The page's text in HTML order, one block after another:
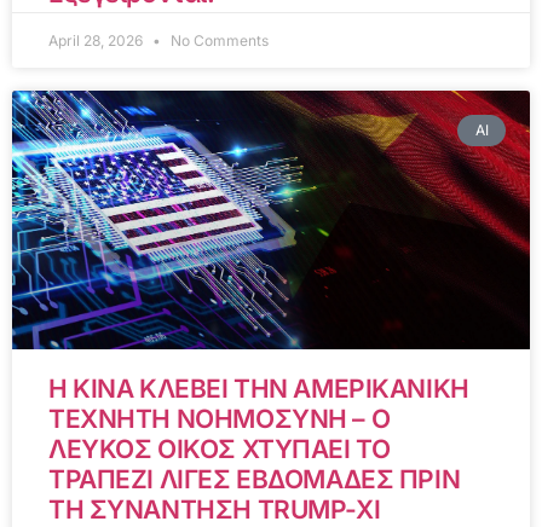
April 28, 2026 No Comments
AI
Η ΚΙΝΑ ΚΛΕΒΕΙ ΤΗΝ ΑΜΕΡΙΚΑΝΙΚΗ
ΤΕΧΝΗΤΗ ΝΟΗΜΟΣΥΝΗ – Ο
ΛΕΥΚΟΣ ΟΙΚΟΣ ΧΤΥΠΑΕΙ ΤΟ
ΤΡΑΠΕΖΙ ΛΙΓΕΣ ΕΒΔΟΜΑΔΕΣ ΠΡΙΝ
ΤΗ ΣΥΝΑΝΤΗΣΗ TRUMP-XI